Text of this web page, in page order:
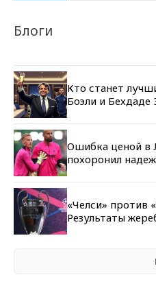
Блоги
Кто станет
Боэли и Бехдаде
Ошибка ценой в
похоронил
«Челси» против
Результаты